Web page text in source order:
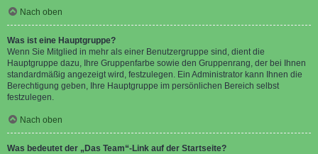
Nach oben
Was ist eine Hauptgruppe?
Wenn Sie Mitglied in mehr als einer Benutzergruppe sind, dient die
Hauptgruppe dazu, Ihre Gruppenfarbe sowie den Gruppenrang, der bei Ihnen
standardmäßig angezeigt wird, festzulegen. Ein Administrator kann Ihnen die
Berechtigung geben, Ihre Hauptgruppe im persönlichen Bereich selbst
festzulegen.
Nach oben
Was bedeutet der „Das Team“-Link auf der Startseite?